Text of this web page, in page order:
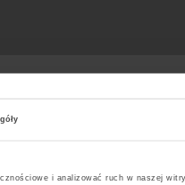
i analizować ruch w naszej